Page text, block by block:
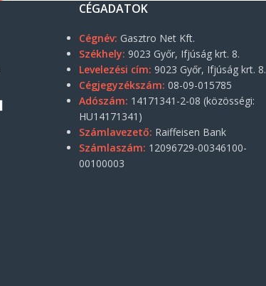
CÉGADATOK
Cégnév: Gasztro Net Kft.
Székhely: 9023 Győr, Ifjúság krt. 8.
Levelezési cím: 9023 Győr, Ifjúság krt. 8.
Cégjegyzékszám: 08-09-015785
Adószám: 14171341-2-08 (közösségi:
HU14171341)
Számlavezető: Raiffeisen Bank
Számlaszám: 12096729-00346100-
00100003